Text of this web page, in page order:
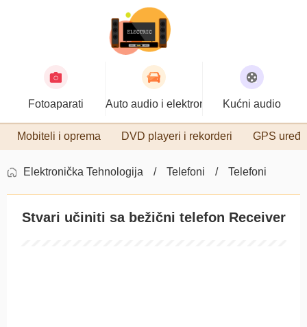
Fotoaparati Auto audio i elektronika Kućni audio
Mobiteli i oprema DVD playeri i rekorderi GPS
Elektronička Tehnologija Telefoni Telefoni
Stvari učiniti sa bežični telefon Receiver